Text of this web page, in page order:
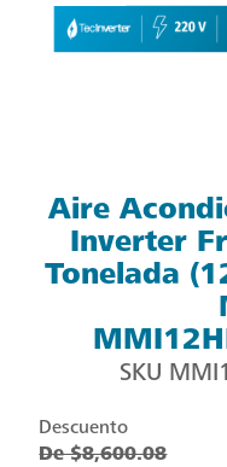
Aire
Inverter
Tonelada
SKU
Descuento
De $8,600.08